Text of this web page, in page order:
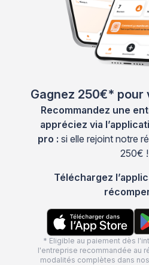
Gagnez 250€* pour
Recommandez une
appréciez via
pro : si elle rejoint notre
250€ !
Téléchargez
* Eligible au paiement dès
l'entreprise recommandée au
modalités complètes dans nos